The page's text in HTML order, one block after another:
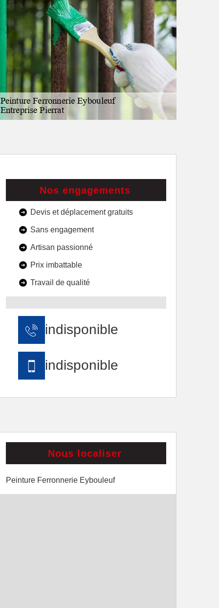
Nos engagements
Devis et déplacement gratuits
Sans engagement
Artisan passionné
Prix imbattable
Travail de qualité
indisponible
indisponible
Nous localiser
Peinture Ferronnerie Eybouleuf